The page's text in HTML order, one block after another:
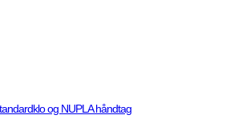
og NUPLA håndtag